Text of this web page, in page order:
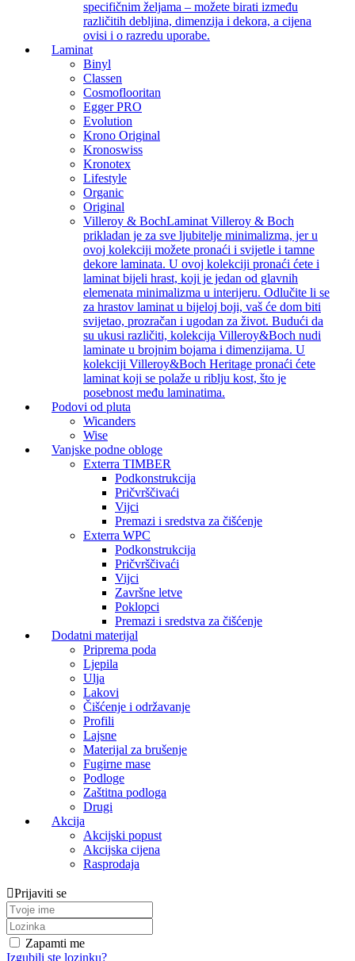
specifičnim željama – možete birati između
različitih debljina, dimenzija i dekora, a cijena
ovisi i o razredu uporabe.
Laminat
Binyl
Classen
Cosmoflooritan
Egger PRO
Evolution
Krono Original
Kronoswiss
Kronotex
Lifestyle
Organic
Original
Villeroy & BochLaminat Villeroy & Boch
prikladan je za sve ljubitelje minimalizma, jer u
ovoj kolekciji možete pronaći i svijetle i tamne
dekore laminata. U ovoj kolekciji pronaći ćete i
laminat bijeli hrast, koji je jedan od glavnih
elemenata minimalizma u interijeru. Odlučite li se
za hrastov laminat u bijeloj boji, vaš će dom biti
svijetao, prozračan i ugodan za život. Budući da
su ukusi različiti, kolekcija Villeroy&Boch nudi
laminate u brojnim bojama i dimenzijama. U
kolekciji Villeroy&Boch Heritage pronaći ćete
laminat koji se polaže u riblju kost, što je
posebnost među laminatima.
Podovi od pluta
Wicanders
Wise
Vanjske podne obloge
Exterra TIMBER
Podkonstrukcija
Pričvrščivaći
Vijci
Premazi i sredstva za čišćenje
Exterra WPC
Podkonstrukcija
Pričvrščivaći
Vijci
Završne letve
Poklopci
Premazi i sredstva za čišćenje
Dodatni materijal
Priprema poda
Ljepila
Ulja
Lakovi
Čišćenje i održavanje
Profili
Lajsne
Materijal za brušenje
Fugirne mase
Podloge
Zaštitna podloga
Drugi
Akcija
Akcijski popust
Akcijska cijena
Rasprodaja
Prijaviti se
Zapamti me
Izgubili ste lozinku?